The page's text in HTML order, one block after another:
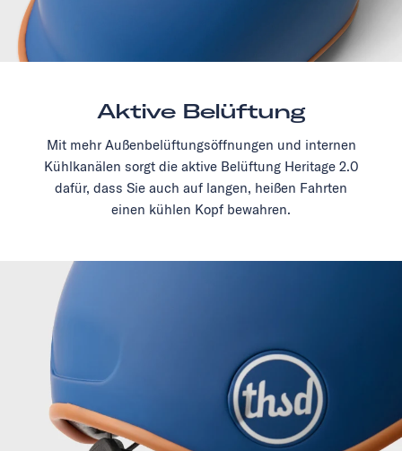
Aktive Belüftung
Mit mehr Außenbelüftungsöffnungen und internen
Kühlkanälen sorgt die aktive Belüftung Heritage 2.0
dafür, dass Sie auch auf langen, heißen Fahrten
einen kühlen Kopf bewahren.